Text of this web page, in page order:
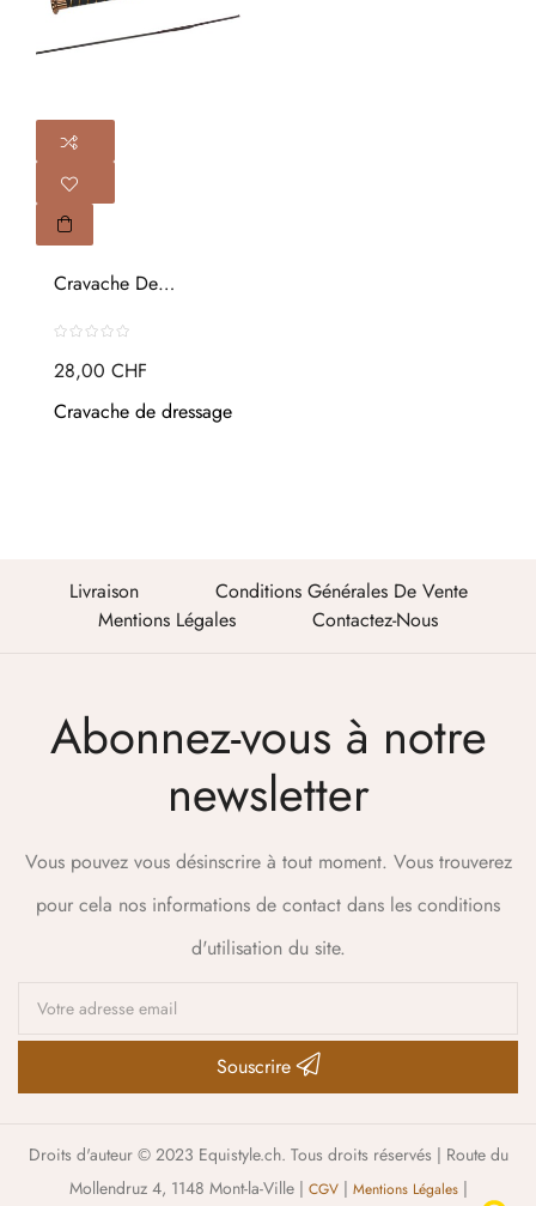
Cravache De
28,00 CHF
Cravache de dressage
Livraison
Conditions Générales De Vente
Mentions Légales
Contactez-Nous
Abonnez-vous à notre
newsletter
Vous pouvez vous désinscrire à tout moment. Vous trouverez
pour cela nos informations de contact dans les conditions
d'utilisation du site.
Souscrire
Droits d'auteur © 2023 Equistyle.ch. Tous droits réservés | Route du
Mollendruz 4, 1148 Mont-la-Ville | CGV| Mentions Légales|